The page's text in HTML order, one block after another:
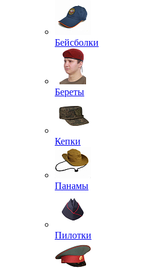
Бейсболки
Береты
Кепки
Панамы
Пилотки